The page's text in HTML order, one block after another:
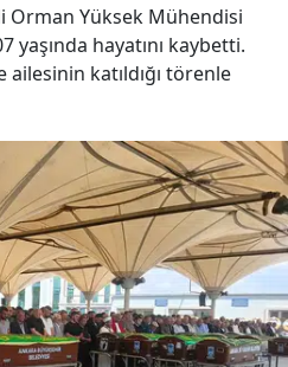
Orman Yüksek Mühendisi
hayatını kaybetti.
katıldığı törenle